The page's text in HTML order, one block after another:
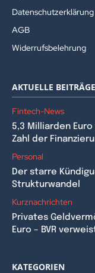
Datenschutzerklärung
AGB
Widerrufsbelehrung
AKTUELLE BEITRÄGE
Fintech-News
5,3 Milliarden
Zahl der
Personal
Der starre
Strukturwandel
Kurznachrichten
Privates
Euro – BVR
KATEGORIEN